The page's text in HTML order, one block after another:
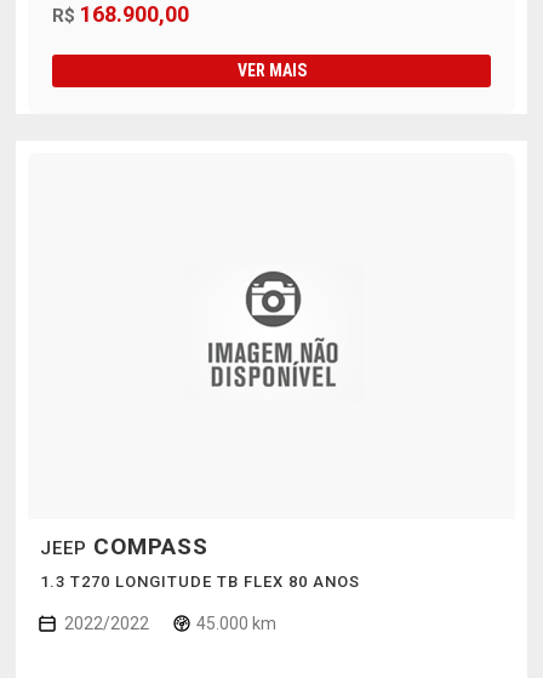
R$ 168.900,00
VER MAIS
JEEP COMPASS
1.3 T270 LONGITUDE TB FLEX 80 ANOS
2022/2022 45.000 km